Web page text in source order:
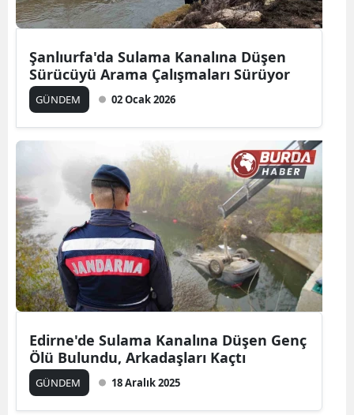
Şanlıurfa'da Sulama Kanalına Düşen
Sürücüyü Arama Çalışmaları Sürüyor
GÜNDEM 02 Ocak 2026
Edirne'de Sulama Kanalına Düşen Genç
Ölü Bulundu, Arkadaşları Kaçtı
GÜNDEM 18 Aralık 2025